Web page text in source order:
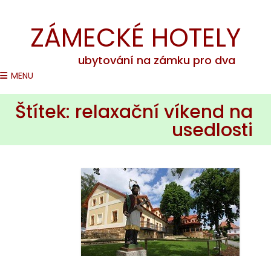
ZÁMECKÉ HOTELY
ubytování na zámku pro dva
MENU
Štítek: relaxační víkend na
usedlosti